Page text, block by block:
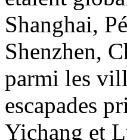
Shanghai,
Shenzhen,
parmi les
escapades
Yichang et